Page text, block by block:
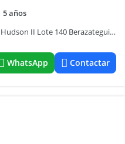
5 años
Casa en venta 3 dormitorios Altos de Hudson II Lote 140 Berazategui Barrio Cerrado GBA Sur
WhatsApp Contactar